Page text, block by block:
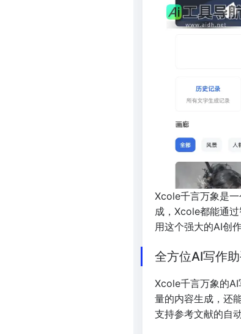
Xcole千言万象是
成，Xcole都能通
用这个强大的AI创作
全方位AI写作
Xcole千言万象的
量的内容生成，还
支持参考文献的自